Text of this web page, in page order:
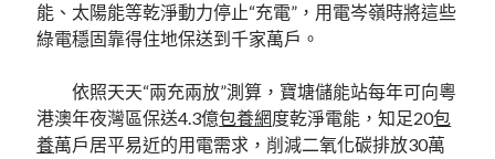
能、太陽能等乾淨動力停止“充電”，用電岑嶺時將這些
綠電穩固靠得住地保送到千家萬戶。
依照天天“兩充兩放”測算，寶塘儲能站每年可向粵
港澳年夜灣區保送4.3億包養網度乾淨電能，知足20包
養萬戶居平易近的用電需求，削減二氧化碳排放30萬